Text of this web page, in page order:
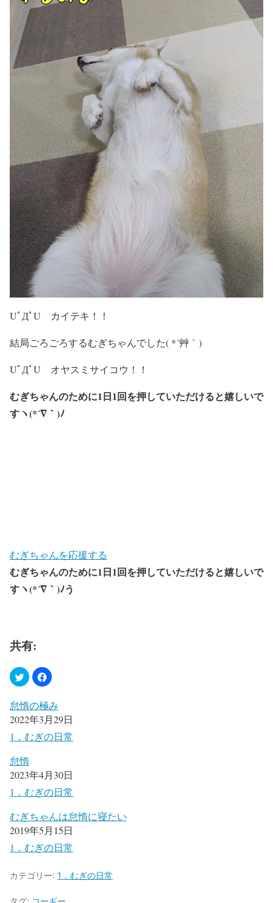
UﾟДﾟU カイテキ！！
結局ごろごろするむぎちゃんでした( *´艸｀)
UﾟДﾟU オヤスミサイコウ！！
むぎちゃんのために1日1回を押していただけると嬉しいで
すヽ(*´∇｀)ﾉ
むぎちゃんを応援する
むぎちゃんのために1日1回を押していただけると嬉しいで
すヽ(*´∇｀)ﾉう
共有:
怠惰の極み
2022年3月29日
1．むぎの日常
怠惰
2023年4月30日
1．むぎの日常
むぎちゃんは怠惰に寝たい
2019年5月15日
1．むぎの日常
カテゴリー: 1．むぎの日常
タグ: コーギー